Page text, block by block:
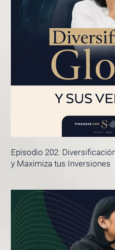
Episodio 202:
y Maximiza tus Inversiones